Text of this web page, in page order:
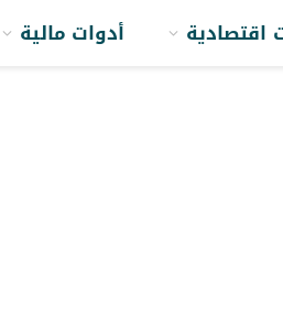
اقتصادية أدوات مالية